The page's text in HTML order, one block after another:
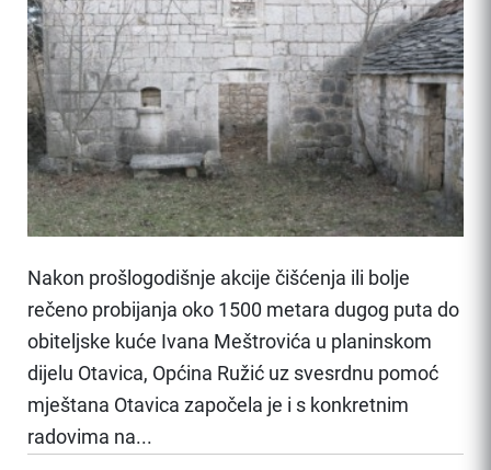
Nakon prošlogodišnje akcije čišćenja ili bolje
rečeno probijanja oko 1500 metara dugog puta do
obiteljske kuće Ivana Meštrovića u planinskom
dijelu Otavica, Općina Ružić uz svesrdnu pomoć
mještana Otavica započela je i s konkretnim
radovima na...